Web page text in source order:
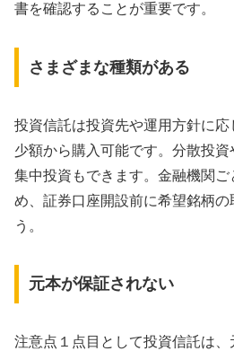
書を確認することが重要です。
さまざまな種類がある
投資信託は投資先や運用方針に応
少額から購入可能です。分散投
集中投資もできます。金融機関
め、証券口座開設前に希望銘柄の
う。
元本が保証されない
注意点１点目として投資信託は